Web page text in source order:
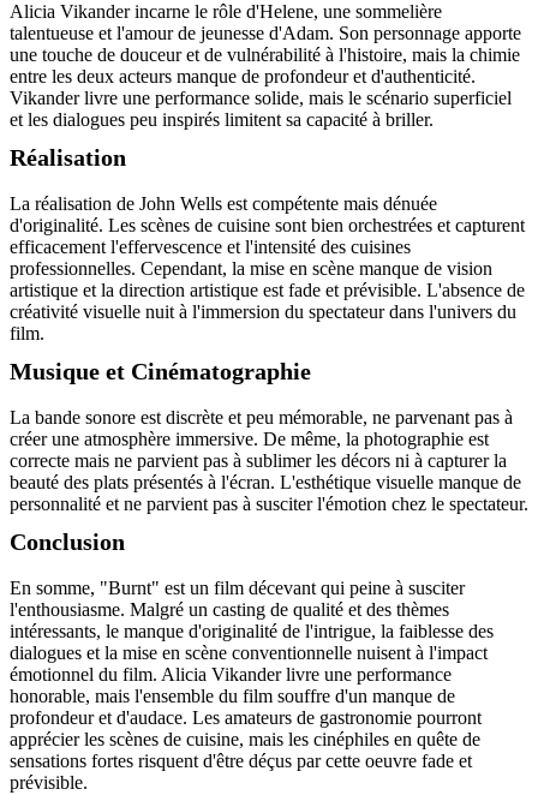
Alicia Vikander incarne le rôle d'Helene, une sommelière
talentueuse et l'amour de jeunesse d'Adam. Son personnage apporte
une touche de douceur et de vulnérabilité à l'histoire, mais la chimie
entre les deux acteurs manque de profondeur et d'authenticité.
Vikander livre une performance solide, mais le scénario superficiel
et les dialogues peu inspirés limitent sa capacité à briller.
Réalisation
La réalisation de John Wells est compétente mais dénuée
d'originalité. Les scènes de cuisine sont bien orchestrées et capturent
efficacement l'effervescence et l'intensité des cuisines
professionnelles. Cependant, la mise en scène manque de vision
artistique et la direction artistique est fade et prévisible. L'absence de
créativité visuelle nuit à l'immersion du spectateur dans l'univers du
film.
Musique et Cinématographie
La bande sonore est discrète et peu mémorable, ne parvenant pas à
créer une atmosphère immersive. De même, la photographie est
correcte mais ne parvient pas à sublimer les décors ni à capturer la
beauté des plats présentés à l'écran. L'esthétique visuelle manque de
personnalité et ne parvient pas à susciter l'émotion chez le spectateur.
Conclusion
En somme, "Burnt" est un film décevant qui peine à susciter
l'enthousiasme. Malgré un casting de qualité et des thèmes
intéressants, le manque d'originalité de l'intrigue, la faiblesse des
dialogues et la mise en scène conventionnelle nuisent à l'impact
émotionnel du film. Alicia Vikander livre une performance
honorable, mais l'ensemble du film souffre d'un manque de
profondeur et d'audace. Les amateurs de gastronomie pourront
apprécier les scènes de cuisine, mais les cinéphiles en quête de
sensations fortes risquent d'être déçus par cette oeuvre fade et
prévisible.